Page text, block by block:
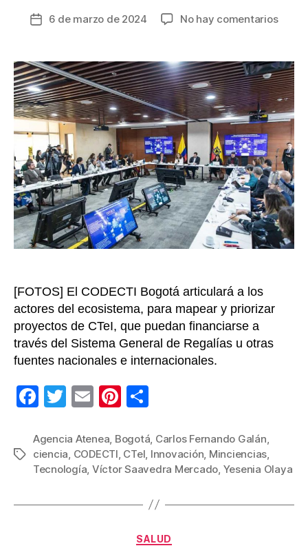
Fecha
entrada
6 de marzo de 2024 No hay comentariosen
el
de
e
en
único
en
[FOTOS] El CODECTI Bogotá articulará a los
actores del ecosistema, para mapear y priorizar
proyectos de CTeI, que puedan financiarse a
través del Sistema General de Regalías u otras
fuentes nacionales e internacionales.
F
c
e
o
T
tt
er
E
ail
Pi
er
e
m
p
tir
Etiquetas
Agencia Atenea, Bogotá, Carlos Fernando Galán,
ciencia, CODECTI, CTeI, Innovación, Minciencias,
Tecnología, Víctor Saavedra Mercado, Yesenia Olaya
Categorías
SALUD